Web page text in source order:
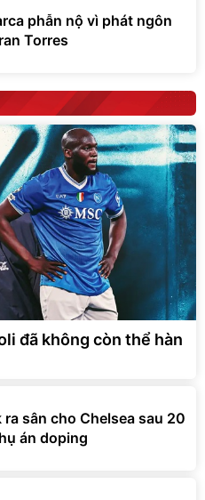
phẫn nộ vì phát ngôn
Torres
đã không còn thể hàn
ra sân cho Chelsea sau 20
án doping